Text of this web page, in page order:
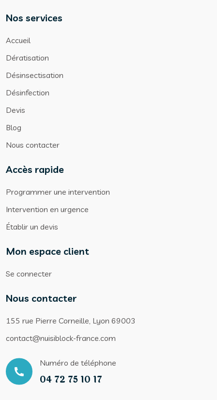
Nos services
Accueil
Dératisation
Désinsectisation
Désinfection
Devis
Blog
Nous contacter
Accès rapide
Programmer une intervention
Intervention en urgence
Établir un devis
Mon espace client
Se connecter
Nous contacter
155 rue Pierre Corneille, Lyon 69003
contact@nuisiblock-france.com
Numéro de téléphone
04 72 75 10 17